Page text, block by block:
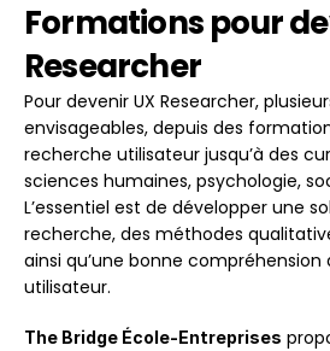
Formations pour
Researcher
Pour devenir UX Researcher,
envisageables, depuis des
recherche utilisateur jusqu’à des
sciences humaines, psychologie,
L’essentiel est de développer une
recherche, des méthodes
ainsi qu’une bonne
utilisateur.
The Bridge École-Entreprises